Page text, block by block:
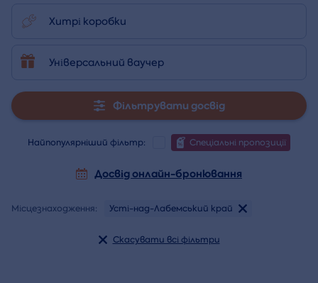
Хитрі коробки
Універсальний ваучер
Фільтрувати досвід
Найпопулярніший фільтр: Спеціальні пропозиції
Досвід онлайн-бронювання
Місцезнаходження: Усті-над-Лабемський край
Скасувати всі фільтри